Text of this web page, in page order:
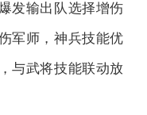
发输出队选择增伤
军师，神兵技能优
与武将技能联动放